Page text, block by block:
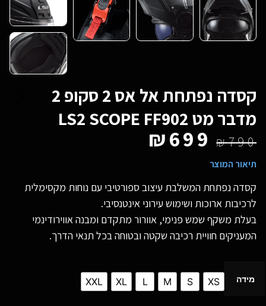
קסדה נפתחת אל אס 2 סקופ 2
מדבר מט LS2 SCOPE FF902
₪790
₪699
תיאור המוצר
קסדה נפתחת המשלבת עיצוב ספורטיבי עם נוחות מקסימלית
לרכיבות ארוכות ושימוש עירוני אינטנסיבי.
בעלת משקף שמש פנימי, אוורור מתקדם ומבנה אווירודינמי
המעניקים חוויית רכיבה שקטה ובטוחה בכל תנאי הדרך.
מידה XS
S
M
L
XL
XXL